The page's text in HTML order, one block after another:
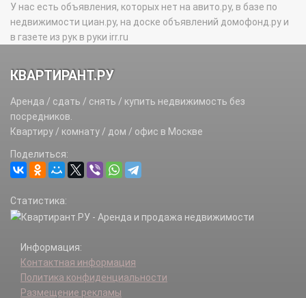
У нас есть объявления, которых нет на авито.ру, в базе по
недвижимости циан.ру, на доске объявлений домофонд.ру и
в газете из рук в руки irr.ru
КВАРТИРАНТ.РУ
Аренда / сдать / снять / купить недвижимость без
посредников.
Квартиру / комнату / дом / офис в Москве
Поделиться:
Статистика:
Информация:
Контактная информация
Политика конфиденциальности
Размещение рекламы